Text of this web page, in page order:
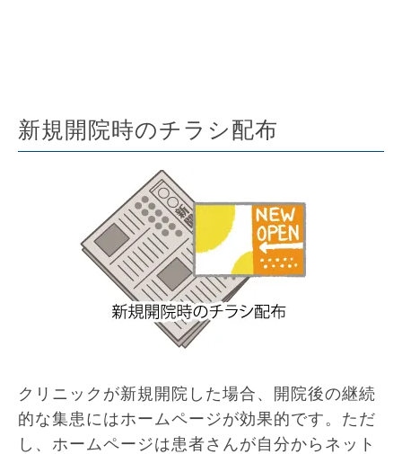
新規開院時のチラシ配布
クリニックが新規開院した場合、開院後の継続
的な集患にはホームページが効果的です。ただ
し、ホームページは患者さんが自分からネット